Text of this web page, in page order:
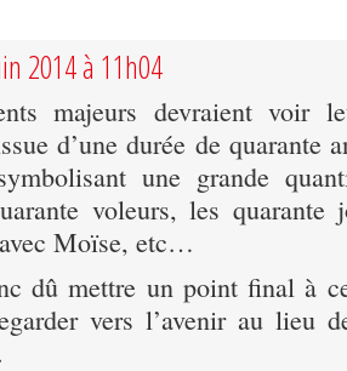
2014 à 11h04
majeurs devraient voir
d’une durée de quarante
une grande
voleurs, les quarante
Moïse, etc…
dû mettre un point final à
vers l’avenir au lieu